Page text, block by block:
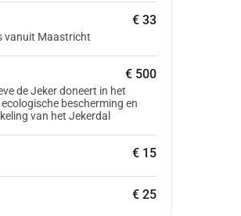
€ 33
vanuit Maastricht
€ 500
de Jeker doneert in het
bescherming en
van het Jekerdal
€ 15
€ 25